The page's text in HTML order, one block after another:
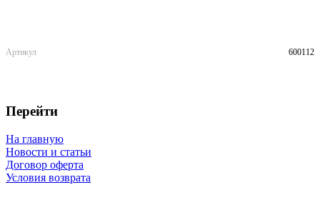
Артикул 600112
Перейти
На главную
Новости и статьи
Договор оферта
Условия возврата